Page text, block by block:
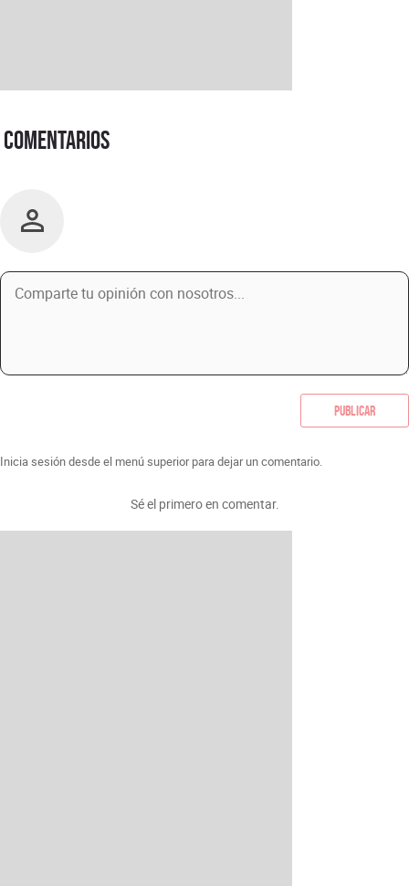
Comentarios
Publicar
Inicia sesión desde el menú superior para dejar un comentario.
Sé el primero en comentar.